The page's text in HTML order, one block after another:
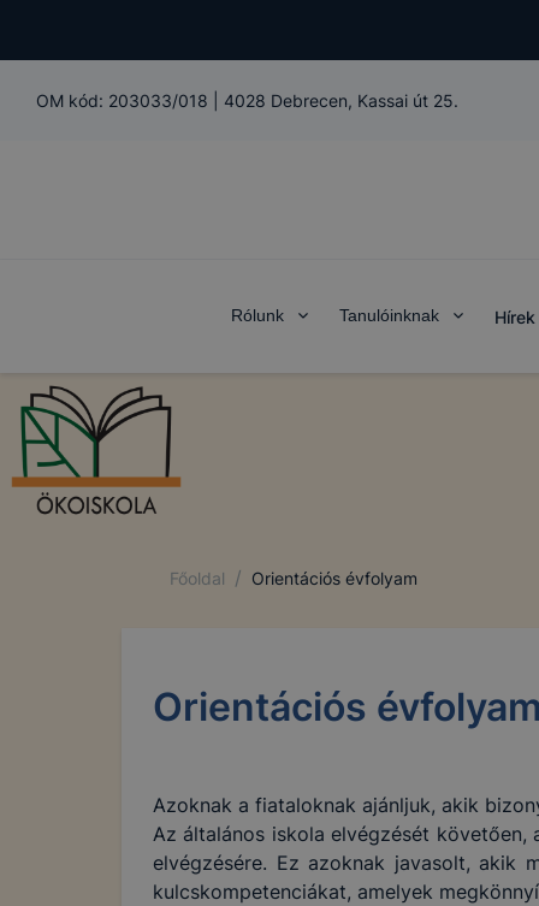
OM kód: 203033/018 4028 Debrecen, Kassai út 25.
Rólunk Tanulóinknak Hírek
Főoldal / Orientációs évfolyam
Orientációs
Azoknak a fiataloknak ajánljuk, akik
Az általános iskola elvégzését
elvégzésére. Ez azoknak javasolt, akik
kulcskompetenciákat, amelyek